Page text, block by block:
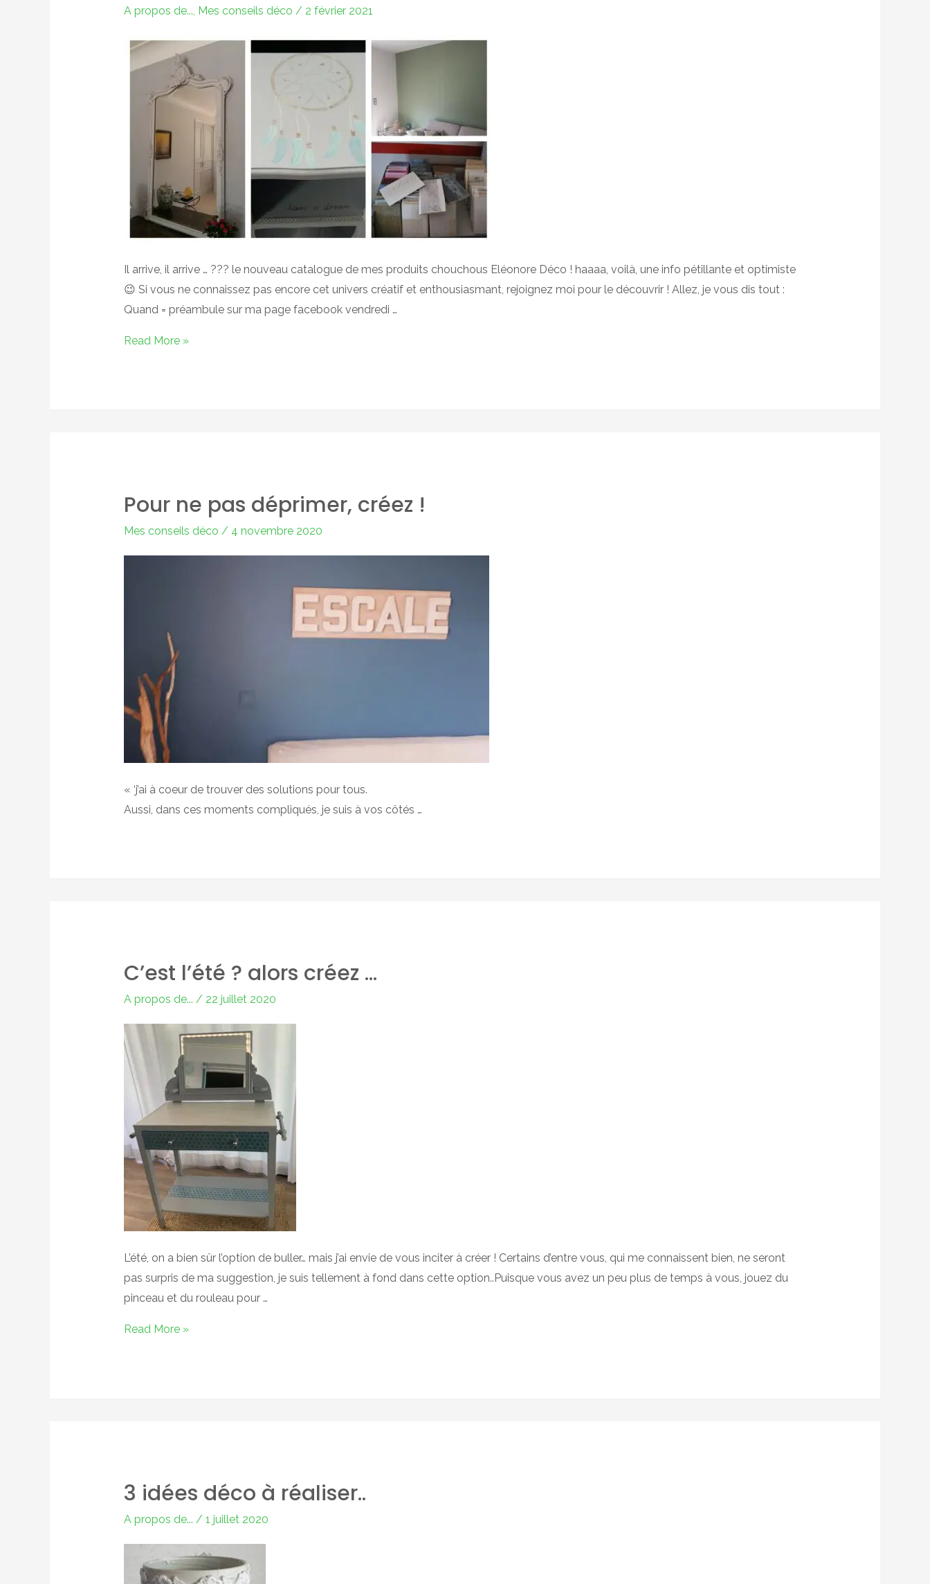
A propos de... Mes conseils déco / 2 février 2021
Il arrive, il arrive … ??? le nouveau catalogue de mes produits chouchous Eléonore Déco ! haaaa, voilà, une info pétillante et optimiste
😉 Si vous ne connaissez pas encore cet univers créatif et enthousiasmant, rejoignez moi pour le découvrir ! Allez, je vous dis tout :
Quand = préambule sur ma page facebook vendredi …
Le
Read More »
Pour ne pas déprimer, créez !
Mes conseils déco / 4 novembre 2020
« ‘j’ai à coeur de trouver des solutions pour tous.
Aussi, dans ces moments compliqués, je suis à vos côtés …
C’est l’été ? alors créez …
A propos de... / 22 juillet 2020
L’été, on a bien sûr l’option de buller… mais j’ai envie de vous inciter à créer ! Certains d’entre vous, qui me connaissent bien, ne seront
pas surpris de ma suggestion, je suis tellement à fond dans cette option..Puisque vous avez un peu plus de temps à vous, jouez du
pinceau et du rouleau pour …
C’est
Read More »
3 idées déco à réaliser..
A propos de... / 1 juillet 2020